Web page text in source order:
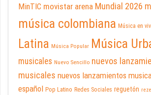
MinTIC movistar arena Mundial 2026
música colombiana Música en
Latina Música Popular Música
musicales Nuevo Sencillo nuevos
musicales nuevos lanzamientos
español Pop Latino Redes Sociales reguetón